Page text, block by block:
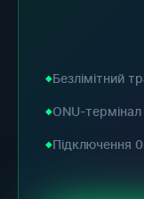
Безлімітний
ONU-
Підключення